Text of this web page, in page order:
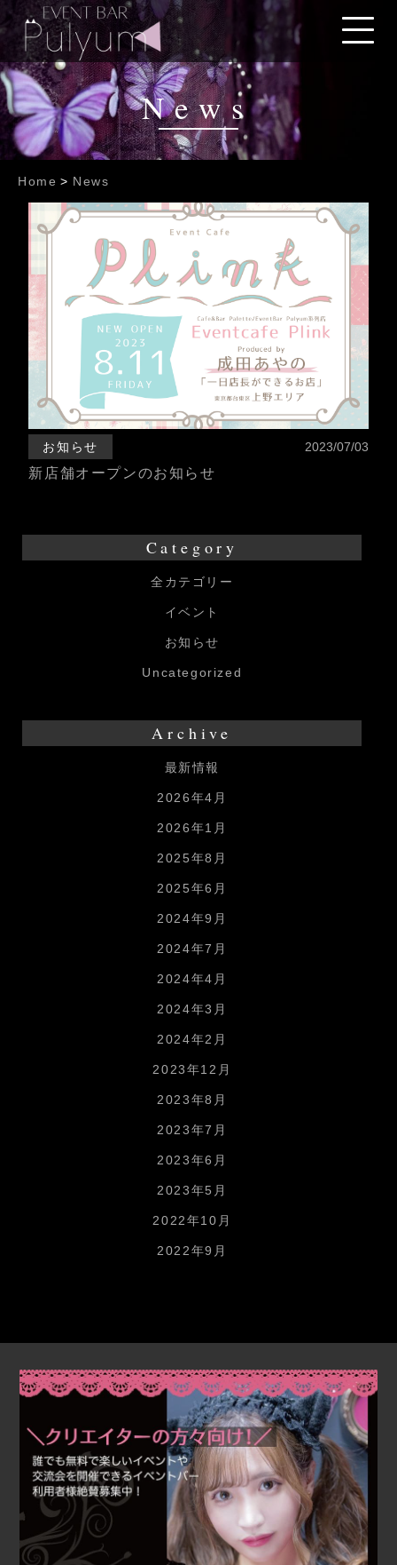
News
Home > News
お知らせ 2023/07/03
新店舗オープンのお知らせ
Category
全カテゴリー
イベント
お知らせ
Uncategorized
Archive
最新情報
2026年4月
2026年1月
2025年8月
2025年6月
2024年9月
2024年7月
2024年4月
2024年3月
2024年2月
2023年12月
2023年8月
2023年7月
2023年6月
2023年5月
2022年10月
2022年9月